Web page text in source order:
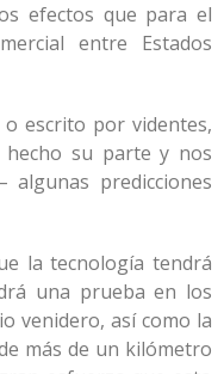
efectos que para el
entre Estados
escrito por videntes,
su parte y nos
algunas predicciones
la tecnología tendrá
una prueba en los
venidero, así como la
más de un kilómetro